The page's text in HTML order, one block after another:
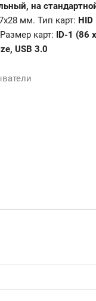
на
мм. Тип карт: HID
карт: ID-1 (86 x
USB 3.0